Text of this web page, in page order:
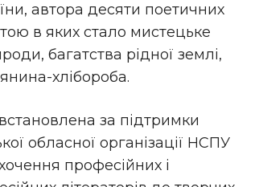
автора десяти поетичних
в яких стало мистецьке
багатства рідної землі,
хлібороба.
за підтримки
обласної організації НСПУ
професійних і